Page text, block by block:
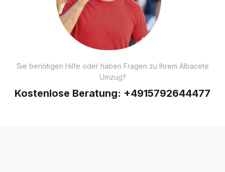
Sie benötigen Hilfe oder haben Fragen zu Ihrem Albacete
Umzug?
Kostenlose Beratung: +4915792644477